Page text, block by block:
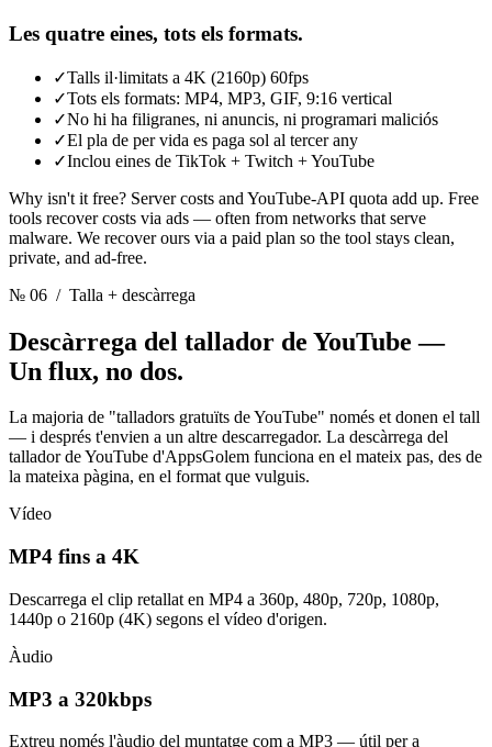
Les quatre eines, tots els formats.
✓Talls il·limitats a 4K (2160p) 60fps
✓Tots els formats: MP4, MP3, GIF, 9:16 vertical
✓No hi ha filigranes, ni anuncis, ni programari maliciós
✓El pla de per vida es paga sol al tercer any
✓Inclou eines de TikTok + Twitch + YouTube
Why isn't it free? Server costs and YouTube-API quota add up. Free
tools recover costs via ads — often from networks that serve
malware. We recover ours via a paid plan so the tool stays clean,
private, and ad-free.
№ 06 / Talla + descàrrega
Descàrrega del tallador de YouTube —
Un flux, no dos.
La majoria de "talladors gratuïts de YouTube" només et donen el tall
— i després t'envien a un altre descarregador. La descàrrega del
tallador de YouTube d'AppsGolem funciona en el mateix pas, des de
la mateixa pàgina, en el format que vulguis.
Vídeo
MP4 fins a 4K
Descarrega el clip retallat en MP4 a 360p, 480p, 720p, 1080p,
1440p o 2160p (4K) segons el vídeo d'origen.
Àudio
MP3 a 320kbps
Extreu només l'àudio del muntatge com a MP3 — útil per a